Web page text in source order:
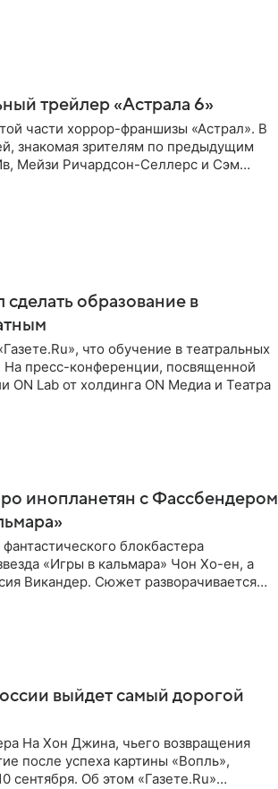
трейлер «Астрала 6»
части хоррор-франшизы «Астрал». В
знакомая зрителям по предыдущим
Мейзи Ричардсон-Селлерс и Сэм
образование в
что обучение в театральных
пресс-конференции, посвященной
ON Lab от холдинга ON Медиа и Театра
инопланетян с Фассбендером
блокбастера
«Игры в кальмара» Чон Хо-ен, а
Викандер. Сюжет разворачивается
выйдет самый дорогой
На Хон Джина, чьего возвращения
после успеха картины «Вопль»,
сентября. Об этом «Газете.Ru»